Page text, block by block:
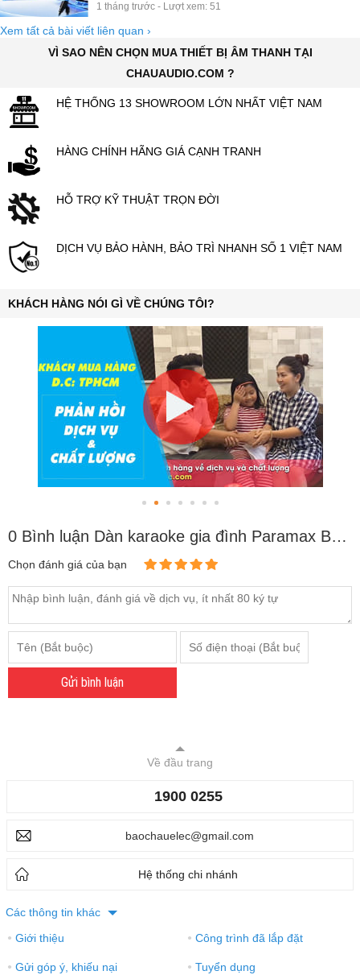
1 tháng trước - Lượt xem: 51
Xem tất cả bài viết liên quan ›
VÌ SAO NÊN CHỌN MUA THIẾT BỊ ÂM THANH TẠI
CHAUAUDIO.COM ?
HỆ THỐNG 13 SHOWROOM LỚN NHẤT VIỆT NAM
HÀNG CHÍNH HÃNG GIÁ CẠNH TRANH
HỖ TRỢ KỸ THUẬT TRỌN ĐỜI
DỊCH VỤ BẢO HÀNH, BẢO TRÌ NHANH SỐ 1 VIỆT NAM
KHÁCH HÀNG NÓI GÌ VỀ CHÚNG TÔI?
0 Bình luận Dàn karaoke gia đình Paramax BC-PRM05
Chọn đánh giá của bạn
Gửi bình luận
Về đầu trang
1900 0255
baochauelec@gmail.com
Hệ thống chi nhánh
Các thông tin khác
● Giới thiệu ● Công trình đã lắp đặt
● Gửi góp ý, khiếu nại ● Tuyển dụng